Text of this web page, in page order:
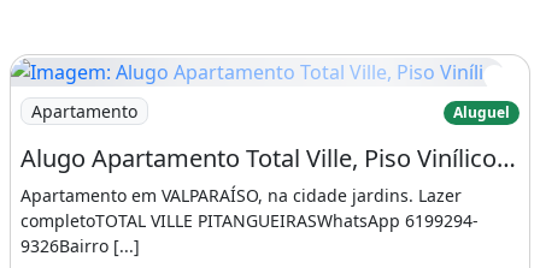
Imagem: Alugo Apartamento Total Ville, Piso Vinílico
Apartamento Aluguel
Alugo Apartamento Total Ville, Piso Vinílico, Valparaiso na Cidade Jardins
Apartamento em VALPARAÍSO, na cidade jardins. Lazer
completoTOTAL VILLE PITANGUEIRASWhatsApp 6199294-
9326Bairro [...]